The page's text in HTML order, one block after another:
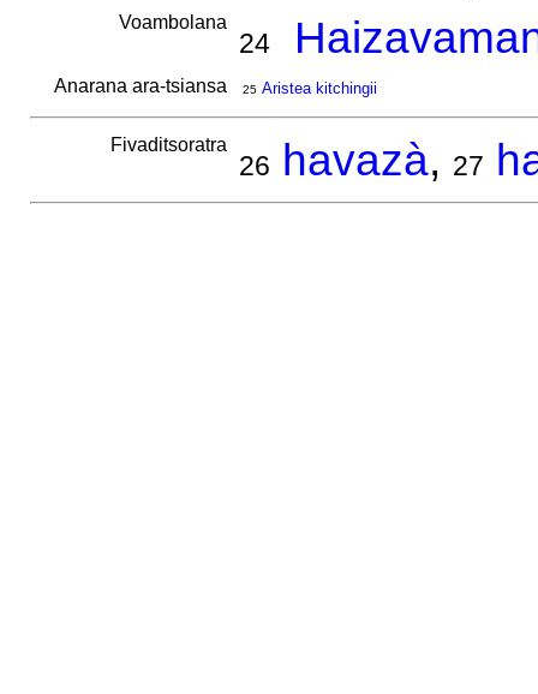
Voambolana
24
Anarana ara-tsiansa 25 Aristea kitchingii
Fivaditsoratra
26 havazà, 27